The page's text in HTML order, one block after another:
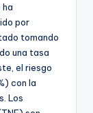
ha
por
tomando
una tasa
el riesgo
con la
Los